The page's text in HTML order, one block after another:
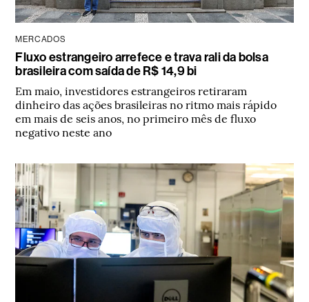
MERCADOS
Fluxo estrangeiro arrefece e trava rali da bolsa
brasileira com saída de R$ 14,9 bi
Em maio, investidores estrangeiros retiraram
dinheiro das ações brasileiras no ritmo mais rápido
em mais de seis anos, no primeiro mês de fluxo
negativo neste ano